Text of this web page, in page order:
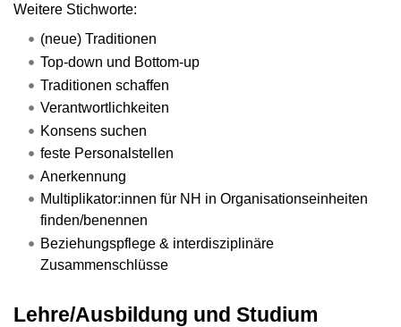
Weitere Stichworte:
(neue) Traditionen
Top-down und Bottom-up
Traditionen schaffen
Verantwortlichkeiten
Konsens suchen
feste Personalstellen
Anerkennung
Multiplikator:innen für NH in Organisationseinheiten
finden/benennen
Beziehungspflege & interdisziplinäre
Zusammenschlüsse
Lehre/Ausbildung und Studium